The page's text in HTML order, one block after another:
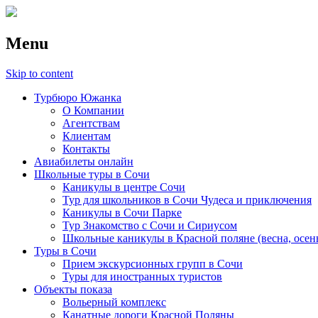
Menu
Skip to content
Турбюро Южанка
О Компании
Агентствам
Клиентам
Контакты
Авиабилеты онлайн
Школьные туры в Сочи
Каникулы в центре Сочи
Тур для школьников в Сочи Чудеса и приключения
Каникулы в Сочи Парке
Тур Знакомство с Сочи и Сириусом
Школьные каникулы в Красной поляне (весна,
Туры в Сочи
Прием экскурсионных групп в Сочи
Туры для иностранных туристов
Объекты показа
Вольерный комплекс
Канатные дороги Красной Поляны